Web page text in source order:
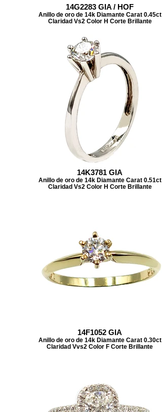
14G2283 GIA / HOF
Anillo de oro de 14k Diamante Carat 0.45ct
Claridad Vs2 Color H Corte Brillante
14K3781 GIA
Anillo de oro de 14k Diamante Carat 0.51ct
Claridad Vs2 Color H Corte Brillante
14F1052 GIA
Anillo de oro de 14k Diamante Carat 0.30ct
Claridad Vvs2 Color F Corte Brillante